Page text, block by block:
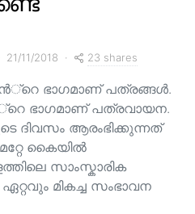
21/11/2018 23 shares
ഭാഗമാണ് പത്രങ്ങള്‍.
ഭാഗമാണ് പത്രവായന.
ദിവസം ആരംഭിക്കുന്നത്
കൈയില്‍
സാംസ്കാരിക
ഏറ്റവും മികച്ച സംഭാവന